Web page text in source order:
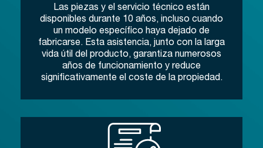
Las piezas y el servicio técnico están
disponibles durante 10 años, incluso cuando
un modelo específico haya dejado de
fabricarse. Esta asistencia, junto con la larga
vida útil del producto, garantiza numerosos
años de funcionamiento y reduce
significativamente el coste de la propiedad.